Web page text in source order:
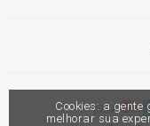
Cookies: a
melhorar sua